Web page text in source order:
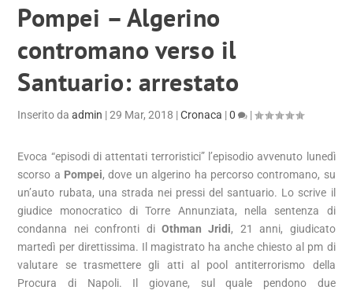
Pompei – Algerino
contromano verso il
Santuario: arrestato
Inserito daadmin |29 Mar, 2018 |Cronaca |0 |
Evoca “episodi di attentati terroristici” l’episodio avvenuto lunedì
scorso a Pompei, dove un algerino ha percorso contromano, su
un’auto rubata, una strada nei pressi del santuario. Lo scrive il
giudice monocratico di Torre Annunziata, nella sentenza di
condanna nei confronti di Othman Jridi, 21 anni, giudicato
martedì per direttissima. Il magistrato ha anche chiesto al pm di
valutare se trasmettere gli atti al pool antiterrorismo della
Procura di Napoli. Il giovane, sul quale pendono due